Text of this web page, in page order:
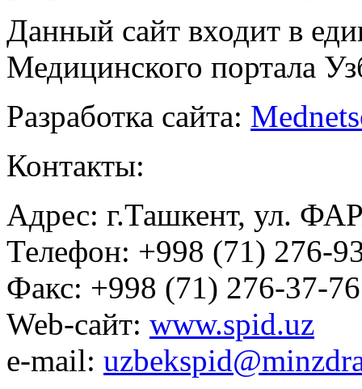
Данный сайт входит в
Медицинского портала
Разработка сайта:
Контакты:
Адрес: г.Ташкент, ул.
Телефон: +998 (71) 276-
Факс: +998 (71) 276-37-76
Web-сайт: www.spid.uz
e-mail: